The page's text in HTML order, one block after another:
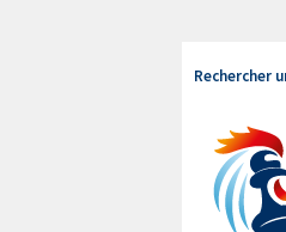
Rechercher